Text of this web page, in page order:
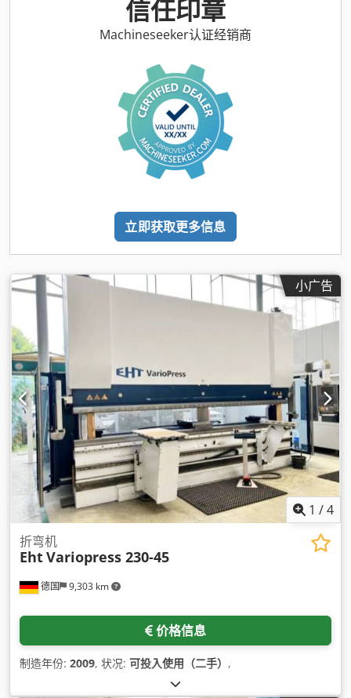
信任印章
Machineseeker认证经销商
立即获取更多信息
小广告
1 /4
德国 9,303 km
折弯机
EhtVariopress 230-45
价格信息
制造年份: 2009, 状况: 可投入使用（二手） ,